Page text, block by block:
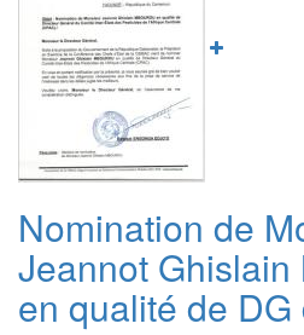
LES
DIRECTEURS
ENTRANT
SORTANT
Nomination de
Jeannot Ghislain
en qualité de DG